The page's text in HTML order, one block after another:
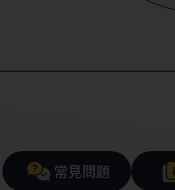
常見問題